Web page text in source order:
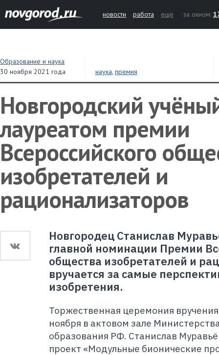
новости работа ещё за окном:
Образование и наука
30 ноября 2021 года
наука, премия
Новгородский
лауреатом премии
Всероссийского
изобретателей и
рационализаторов
Новгородец Станислав
главной номинации Премии
общества изобретателей и
вручается за самые
изобретения.
Торжественная церемония
ноября в актовом зале
образования РФ. Станислав
проект «Модульные бионические